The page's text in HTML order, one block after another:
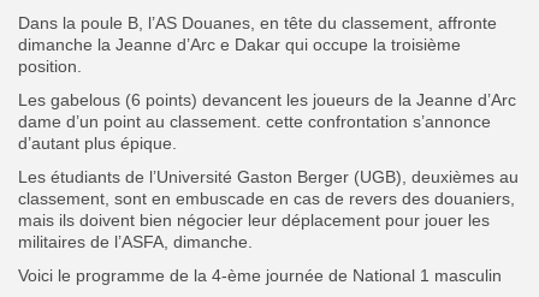
Dans la poule B, l’AS Douanes, en tête du classement, affronte
dimanche la Jeanne d’Arc e Dakar qui occupe la troisième
position.
Les gabelous (6 points) devancent les joueurs de la Jeanne d’Arc
dame d’un point au classement. cette confrontation s’annonce
d’autant plus épique
Les étudiants de l’Université Gaston Berger (UGB), deuxièmes au
classement, sont en embuscade en cas de revers des douaniers,
mais ils doivent bien négocier leur déplacement pour jouer les
militaires de l’ASFA, dimanche.
Voici le programme de la 4-ème journée de National 1 masculin